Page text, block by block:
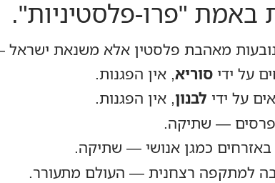
"פרו‑פלסטיניות".
מאהבת פלסטין אלא משנאת ישראל
על ידי סוריא, אין הפגנות.
על ידי לבנון, אין הפגנות.
— שתיקה.
כמגן אנושי — שתיקה.
למתקפה רצחנית — העולם מתעורר.